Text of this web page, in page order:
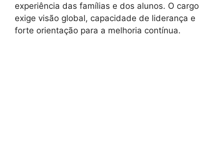
experiência das famílias e dos alunos. O cargo
exige visão global, capacidade de liderança e
forte orientação para a melhoria contínua.